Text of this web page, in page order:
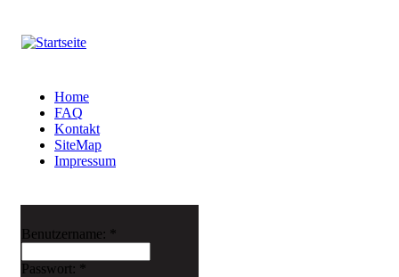
Home
FAQ
Kontakt
SiteMap
Impressum
Benutzername: *
Passwort: *